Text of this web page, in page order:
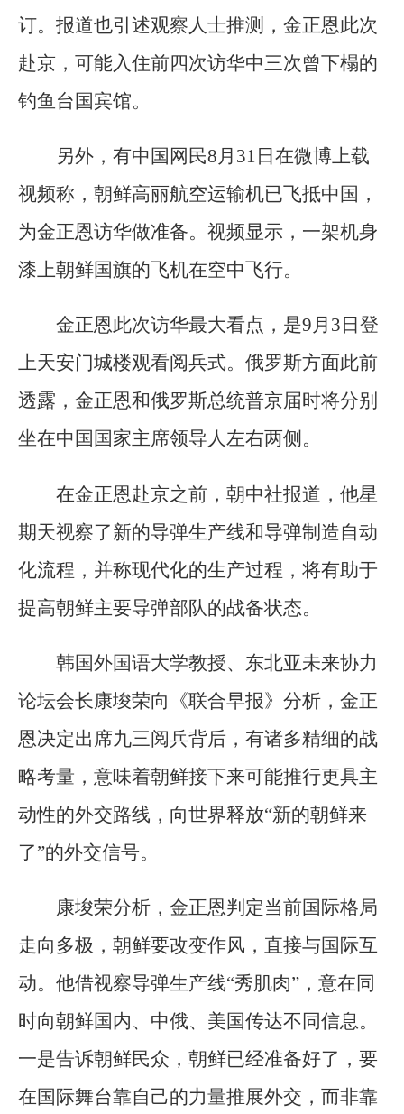
订。报道也引述观察人士推测，金正恩此次
赴京，可能入住前四次访华中三次曾下榻的
钓鱼台国宾馆。
另外，有中国网民8月31日在微博上载
视频称，朝鲜高丽航空运输机已飞抵中国，
为金正恩访华做准备。视频显示，一架机身
漆上朝鲜国旗的飞机在空中飞行。
金正恩此次访华最大看点，是9月3日登
上天安门城楼观看阅兵式。俄罗斯方面此前
透露，金正恩和俄罗斯总统普京届时将分别
坐在中国国家主席领导人左右两侧。
在金正恩赴京之前，朝中社报道，他星
期天视察了新的导弹生产线和导弹制造自动
化流程，并称现代化的生产过程，将有助于
提高朝鲜主要导弹部队的战备状态。
韩国外国语大学教授、东北亚未来协力
论坛会长康埈荣向《联合早报》分析，金正
恩决定出席九三阅兵背后，有诸多精细的战
略考量，意味着朝鲜接下来可能推行更具主
动性的外交路线，向世界释放“新的朝鲜来
了”的外交信号。
康埈荣分析，金正恩判定当前国际格局
走向多极，朝鲜要改变作风，直接与国际互
动。他借视察导弹生产线“秀肌肉”，意在同
时向朝鲜国内、中俄、美国传达不同信息。
一是告诉朝鲜民众，朝鲜已经准备好了，要
在国际舞台靠自己的力量推展外交，而非靠